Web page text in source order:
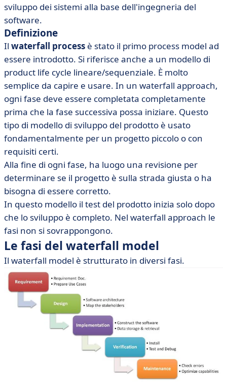
sviluppo dei sistemi alla base dell'ingegneria del
software.
Definizione
Il waterfall process è stato il primo process model ad
essere introdotto. Si riferisce anche a un modello di
product life cycle lineare/sequenziale. È molto
semplice da capire e usare. In un waterfall approach,
ogni fase deve essere completata completamente
prima che la fase successiva possa iniziare. Questo
tipo di modello di sviluppo del prodotto è usato
fondamentalmente per un progetto piccolo o con
requisiti certi.
Alla fine di ogni fase, ha luogo una revisione per
determinare se il progetto è sulla strada giusta o ha
bisogna di essere corretto.
In questo modello il test del prodotto inizia solo dopo
che lo sviluppo è completo. Nel waterfall approach le
fasi non si sovrappongono.
Le fasi del waterfall model
Il waterfall model è strutturato in diversi fasi.